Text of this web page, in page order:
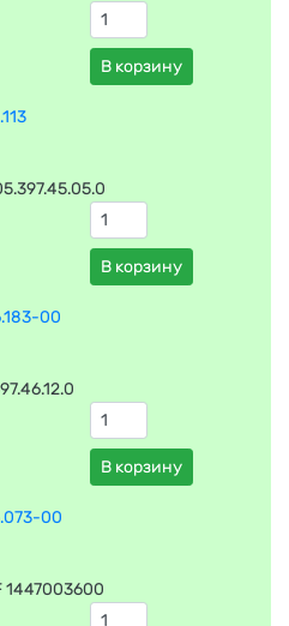
В корзину
В корзину
00
В корзину
00
1447003600